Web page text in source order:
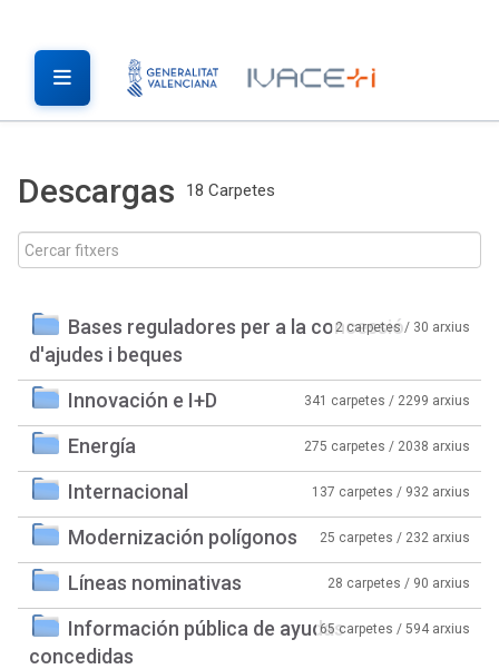
Descargas 18 Carpetes
Bases reguladores per a la concessió
d'ajudes i beques
2 carpetes / 30 arxius
Innovación e I+D 341 carpetes / 2299 arxius
Energía 275 carpetes / 2038 arxius
Internacional 137 carpetes / 932 arxius
Modernización polígonos 25 carpetes / 232 arxius
Líneas nominativas 28 carpetes / 90 arxius
Información pública de ayudas
concedidas
65 carpetes / 594 arxius